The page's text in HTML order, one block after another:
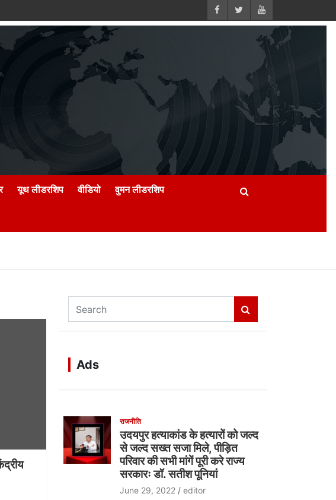
यूथ लीडरशिप वीडियो वुमन लीडरशिप
a
c
h
Ads
राजनीति
उदयपुर हत्याकांड के हत्यारों को जल्द
से जल्द सख्त सजा मिले, पीड़ित
परिवार की सभी मांगें पूरी करे राज्य
सरकारः डॉ. सतीश पूनियां
June 29, 2022 editor